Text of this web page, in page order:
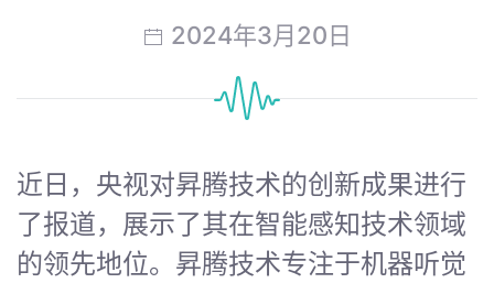
2024年3月20日
近日，央视对昇腾技术的创新成果进行
了报道，展示了其在智能感知技术领域
的领先地位。昇腾技术专注于机器听觉